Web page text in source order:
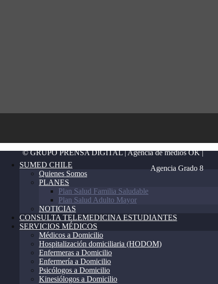
© GRUPO PRENSA DIGITAL | Agencia de medios OK |
Agencia Grado 8
SUMED CHILE
Quienes Somos
PLANES
Plan Salud Familia Saludable
Plan Salud Adulto Mayor
NOTICIAS
CONSULTA TELEMEDICINA ESTUDIANTES
SERVICIOS MÉDICOS
Médicos a Domicilio
Hospitalización domiciliaria (HODOM)
Enfermeras a Domicilio
Enfermería a Domicilio
Psicólogos a Domicilio
Kinesiólogos a Domicilio